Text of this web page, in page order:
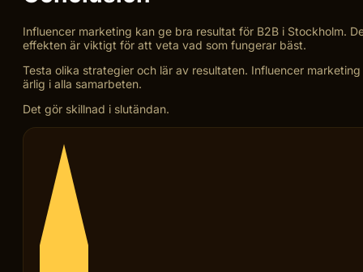
Influencer marketing kan ge bra resultat för B2B i Stockholm.
effekten är viktigt för att veta vad som fungerar bäst.
Testa olika strategier och lär av resultaten. Influencer
ärlig i alla samarbeten.
Det gör skillnad i slutändan.